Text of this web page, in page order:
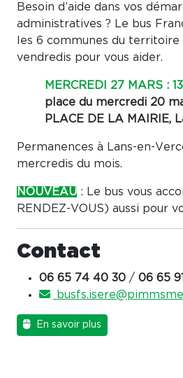
Besoin d’aide dans vos
administratives ? Le bus
les 6 communes du
vendredis pour vous aider.
MERCREDI 27 MARS :
place du mercredi 20
PLACE DE LA MAIRIE,
Permanences à Lans-en-
mercredis du mois.
NOUVEAU : Le bus vous
RENDEZ-VOUS) aussi pour
Contact
06 65 74 40 30 / 06 65
En savoir plus